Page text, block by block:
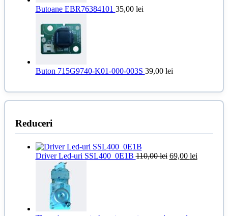
Butoane EBR76384101 35,00 lei
Buton 715G9740-K01-000-003S 39,00 lei
Reduceri
Driver Led-uri SSL400_0E1B110,00lei Prețul
69,00 leiPrețul